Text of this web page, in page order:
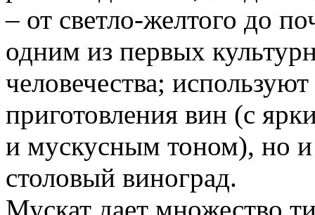
– от светло-желтого до
одним из первых
человечества;
приготовления вин (с
и мускусным тоном), но и
столовый виноград.
Мускат дает множество